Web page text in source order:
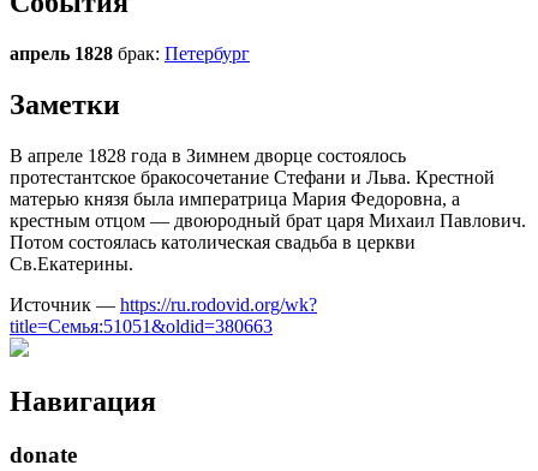
апрель 1828 брак: Петербург
Заметки
В апреле 1828 года в Зимнем дворце состоялось
протестантское бракосочетание Стефани и Льва. Крестной
матерью князя была императрица Мария Федоровна, а
крестным отцом — двоюродный брат царя Михаил Павлович.
Потом состоялась католическая свадьба в церкви
Св.Екатерины.
Источник — https://ru.rodovid.org/wk?
title=Семья:51051&oldid=380663
Навигация
donate